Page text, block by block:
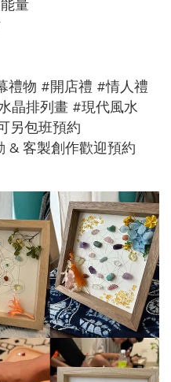
量
禮物 #開店禮 #情人禮
晶排列畫 #現代風水
另包班預約
& 客製創作歡迎預約